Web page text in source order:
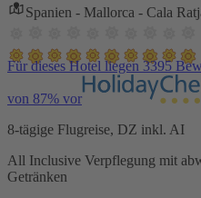
Spanien - Mallorca - Cala
Für dieses Hotel liegen 3395
von 87% vor
8-tägige Flugreise, DZ inkl. AI
All Inclusive Verpflegung mit
Getränken